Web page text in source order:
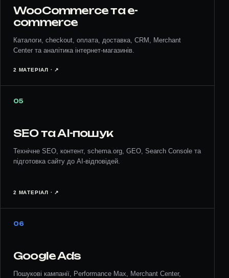
WooCommerce та e-
commerce
Каталоги, checkout, оплата, доставка, CRM, Merchant
Center та аналітика інтернет-магазинів.
2 МАТЕРІАЛ · ↗︎
05
SEO та AI-пошук
Технічне SEO, контент, schema.org, GEO, Search Console та
підготовка сайту до AI-відповідей.
2 МАТЕРІАЛ · ↗︎
06
Google Ads
Пошукові кампанії, Performance Max, Merchant Center,